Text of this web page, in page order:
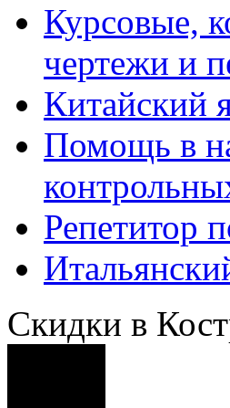
Курсовые,
чертежи и
Китайский
Помощь в
Репетитор
Скидки в